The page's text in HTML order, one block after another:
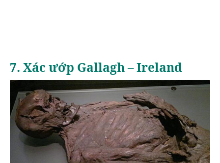
7. Xác ướp Gallagh – Ireland